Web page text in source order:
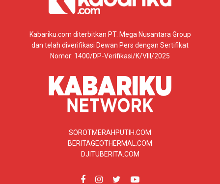
Kabariku.com diterbitkan PT. Mega Nusantara Group
dan telah diverifikasi Dewan Pers dengan Sertifikat
Nomor: 1400/DP-Verifikasi/K/VIII/2025
SOROTMERAHPUTIH.COM
BERITAGEOTHERMAL.COM
DJITUBERITA.COM